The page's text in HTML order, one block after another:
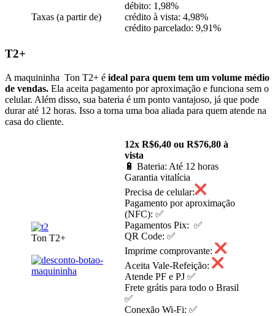
Taxas (a partir de)
débito: 1,98%
crédito à vista: 4,98%
crédito parcelado: 9,91%
T2+
A maquininha Ton T2+ é ideal para quem tem um volume médio
de vendas. Ela aceita pagamento por aproximação e funciona sem o
celular. Além disso, sua bateria é um ponto vantajoso, já que pode
durar até 12 horas. Isso a torna uma boa aliada para quem atende na
casa do cliente.
Ton T2+
12x R$6,40 ou R$76,80 à
vista
🔋 Bateria: Até 12 horas
Garantia vitalícia
Precisa de celular:
Pagamento por aproximação
(NFC): ✅
Pagamentos Pix: ✅
QR Code: ✅
Imprime comprovante:
Aceita Vale-Refeição:
Atende PF e PJ ✅
Frete grátis para todo o Brasil
✅
Conexão Wi-Fi: ✅